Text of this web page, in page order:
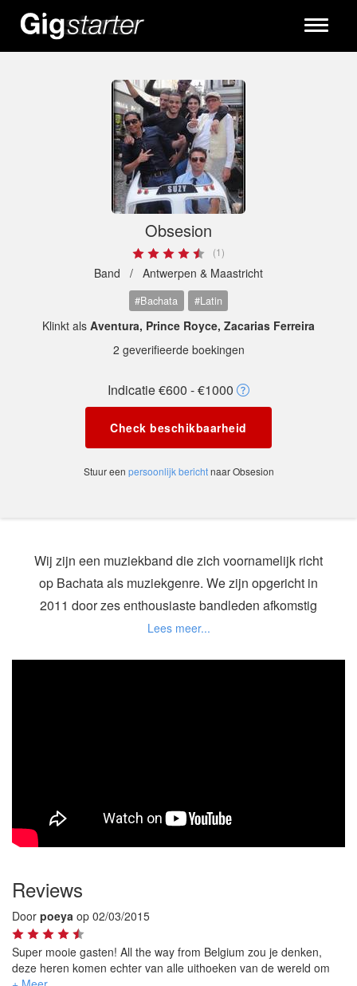
Toggle
Obsesion
(1)
Band / Antwerpen & Maastricht
#Bachata #Latin
Klinkt als Aventura, Prince Royce, Zacarias Ferreira
2 geverifieerde boekingen
Indicatie €600 - €1000
Check beschikbaarheid
Stuur een persoonlijk berichtnaar Obsesion
Wij zijn een muziekband die zich voornamelijk richt
op Bachata als muziekgenre. We zijn opgericht in
2011 door zes enthousiaste bandleden afkomstig
uit de warmere streken in de wereld. Multiculturele
Reviews
Door poeya op 02/03/2015
Super mooie gasten! All the way from Belgium zou je denken,
deze heren komen echter van alle uithoeken van de wereld om